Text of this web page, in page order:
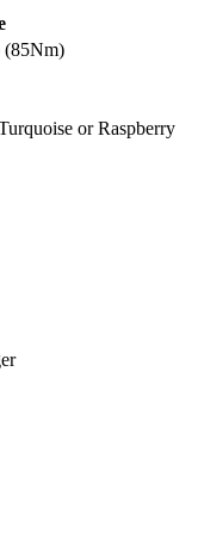
(85Nm)
orRaspberry